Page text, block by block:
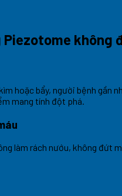
không
hoặc bẩy, người bệnh gần
mang tính đột phá.
làm rách nướu, không đứt